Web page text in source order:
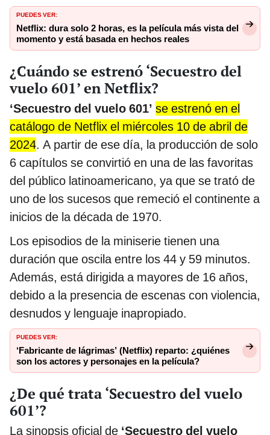
PUEDES VER:
Netflix: dura solo 2 horas, es la película más vista del
momento y está basada en hechos reales
¿Cuándo se estrenó ‘Secuestro del
vuelo 601’ en Netflix?
‘Secuestro del vuelo 601’ se estrenó en el
catálogo de Netflix el miércoles 10 de abril de
2024. A partir de ese día, la producción de solo
6 capítulos se convirtió en una de las favoritas
del público latinoamericano, ya que se trató de
uno de los sucesos que remeció el continente a
inicios de la década de 1970.
Los episodios de la miniserie tienen una
duración que oscila entre los 44 y 59 minutos.
Además, está dirigida a mayores de 16 años,
debido a la presencia de escenas con violencia,
desnudos y lenguaje inapropiado.
PUEDES VER:
‘Fabricante de lágrimas’ (Netflix) reparto: ¿quiénes
son los actores y personajes en la película?
¿De qué trata ‘Secuestro del vuelo
601’?
La sinopsis oficial de ‘Secuestro del vuelo